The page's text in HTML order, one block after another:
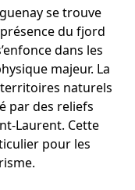
se trouve
du fjord
dans les
majeur. La
naturels
par des reliefs
Laurent. Cette
pour les